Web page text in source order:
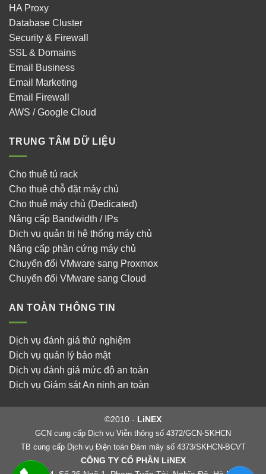
HA Proxy
Database Cluster
Security & Firewall
SSL & Domains
Email Business
Email Marketing
Email Firewall
AWS / Google Cloud
TRUNG TÂM DỮ LIỆU
Cho thuê tủ rack
Cho thuê chỗ đặt máy chủ
Cho thuê máy chủ (Dedicated)
Nâng cấp Bandwidth / IPs
Dịch vụ quản trị hệ thống máy chủ
Nâng cấp phần cứng máy chủ
Chuyển đổi VMware sang Proxmox
Chuyển đổi VMware sang Cloud
AN TOÀN THÔNG TIN
Dịch vụ đánh giá thử nghiệm
Dịch vụ quản lý bảo mật
Dịch vụ đánh giá mức độ an toàn
Dịch vụ Giám sát An ninh an toàn
©2010 - LiNEX
GCN cung cấp Dịch vụ Viễn thông số 4372/GCN-SKHCN
TB cung cấp Dịch vụ Điện toán Đám mây số 4373/SKHCN-BCVT
CÔNG TY CỔ PHẦN LiNEX